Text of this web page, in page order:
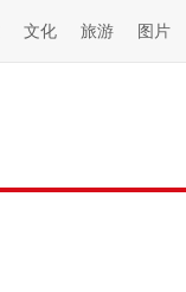
文化 旅游 图片